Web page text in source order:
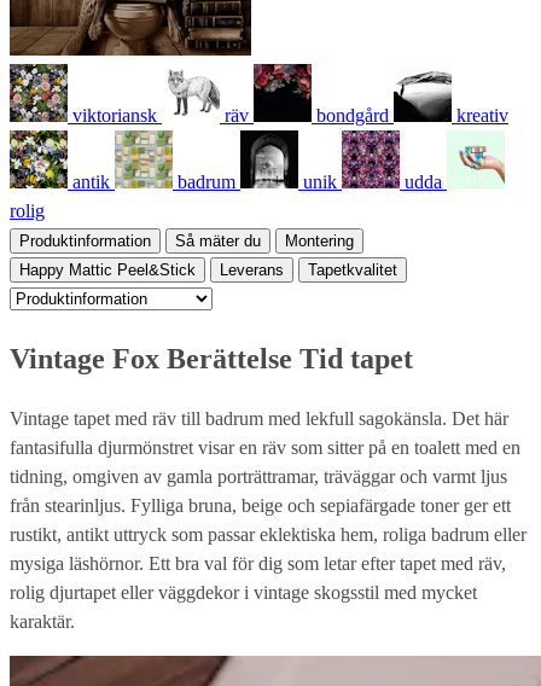
viktoriansk räv bondgård kreativ
antik badrum unik
udda
rolig
Produktinformation Så mäter du
Montering
Happy Mattic Peel&Stick
Leverans Tapetkvalitet
Vintage Fox Berättelse Tid tapet
Vintage tapet med räv till badrum med lekfull sagokänsla. Det här
fantasifulla djurmönstret visar en räv som sitter på en toalett med en
tidning, omgiven av gamla porträttramar, träväggar och varmt ljus
från stearinljus. Fylliga bruna, beige och sepiafärgade toner ger ett
rustikt, antikt uttryck som passar eklektiska hem, roliga badrum eller
mysiga läshörnor. Ett bra val för dig som letar efter tapet med räv,
rolig djurtapet eller väggdekor i vintage skogsstil med mycket
karaktär.